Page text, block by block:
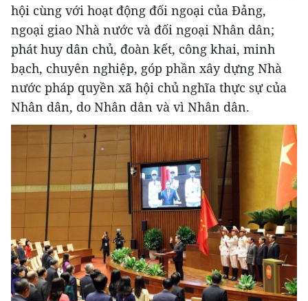
hội cùng với hoạt động đối ngoại của Đảng,
ngoại giao Nhà nước và đối ngoại Nhân dân;
phát huy dân chủ, đoàn kết, công khai, minh
bạch, chuyên nghiệp, góp phần xây dựng Nhà
nước pháp quyền xã hội chủ nghĩa thực sự của
Nhân dân, do Nhân dân và vì Nhân dân.